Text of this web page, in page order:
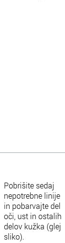
Pobrišite sedaj
nepotrebne linije
in pobarvajte del
oči, ust in ostalih
delov kužka (glej
sliko).